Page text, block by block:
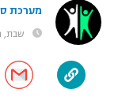
"מעל הליגה" –
"מחצית
בני יהודה
היאבקות WWE
אופניים
מערכת
שבת, 19:51, 19.11.22